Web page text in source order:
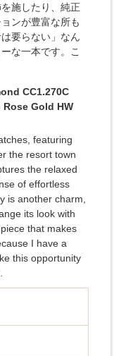
施したり、純正
ンが豊富な所も
要らない」なん
な一本です。こ
CC1.270C
Gold HW
featuring
the resort town
the relaxed
of effortless
is another charm,
its look with
that makes
I have a
this opportunity